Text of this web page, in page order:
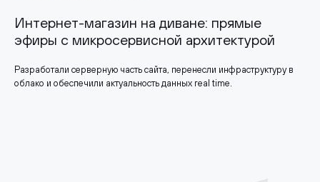
Интернет-магазин на диване: прямые
эфиры с микросервисной архитектурой
Разработали серверную часть сайта, перенесли инфраструктуру в
облако и обеспечили актуальность данных real time.